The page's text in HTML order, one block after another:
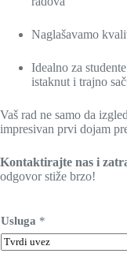
Naglašavamo
Idealno za
istaknut i trajno
Vaš rad ne samo da
impresivan prvi dojam
Kontaktirajte nas i
odgovor stiže brzo!
o
d
a
Usluga *